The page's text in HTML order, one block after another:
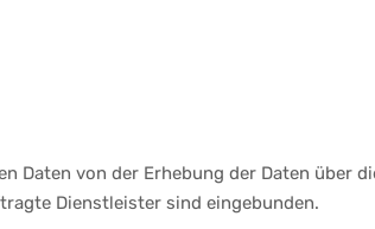
Daten von der Erhebung der Daten über
Dienstleister sind eingebunden.